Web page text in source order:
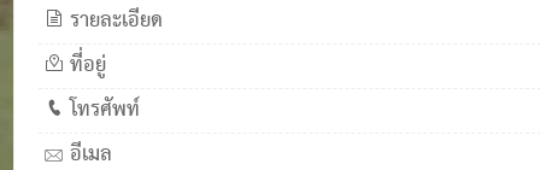
รายละเอียด
ที่อยู่
โทรศัพท์
อีเมล